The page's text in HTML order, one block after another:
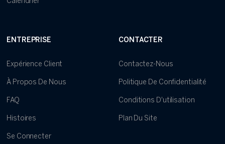
Calendrier
ENTREPRISE
Expérience Client
À Propos De Nous
FAQ
Histoires
Se Connecter
CONTACTER
Contactez-Nous
Politique De Confidentialité
Conditions D'utilisation
Plan Du Site